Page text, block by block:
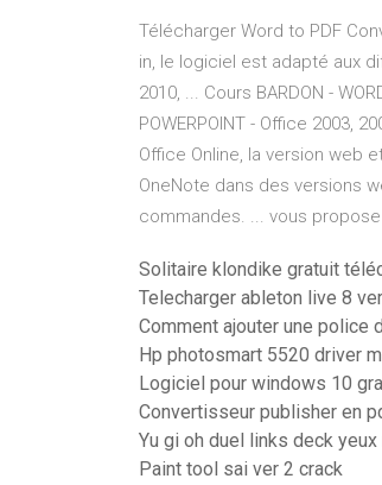
Télécharger Word to PDF
in, le logiciel est adapté aux
2010, ... Cours BARDON -
POWERPOINT - Office 2003,
Office Online, la version web
OneNote dans des versions
commandes. ... vous
Solitaire klondike gratuit
Telecharger ableton live 8
Comment ajouter une police
Hp photosmart 5520 driver
Logiciel pour windows 10
Convertisseur publisher en
Yu gi oh duel links deck yeux
Paint tool sai ver 2 crack